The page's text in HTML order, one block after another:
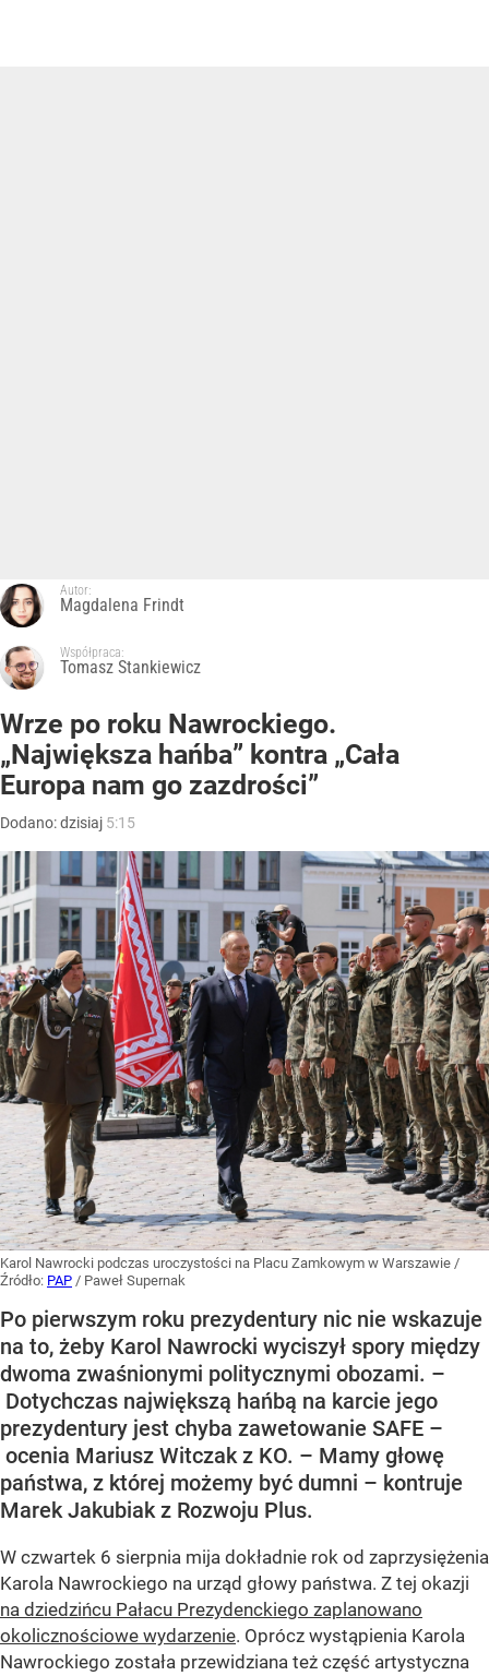
Autor:
Magdalena Frindt
Współpraca:
Tomasz Stankiewicz
Wrze po roku Nawrockiego.
„Największa hańba” kontra „Cała
Europa nam go zazdrości”
Dodano:dzisiaj 5:15
Karol Nawrocki podczas uroczystości na Placu Zamkowym w Warszawie /
Źródło: PAP / Paweł Supernak
Po pierwszym roku prezydentury nic nie wskazuje
na to, żeby Karol Nawrocki wyciszył spory między
dwoma zwaśnionymi politycznymi obozami. –
Dotychczas największą hańbą na karcie jego
prezydentury jest chyba zawetowanie SAFE –
ocenia Mariusz Witczak z KO. – Mamy głowę
państwa, z której możemy być dumni – kontruje
Marek Jakubiak z Rozwoju Plus.
W czwartek 6 sierpnia mija dokładnie rok od zaprzysiężenia
Karola Nawrockiego na urząd głowy państwa. Z tej okazji
na dziedzińcu Pałacu Prezydenckiego zaplanowano
okolicznościowe wydarzenie. Oprócz wystąpienia Karola
Nawrockiego została przewidziana też część artystyczna